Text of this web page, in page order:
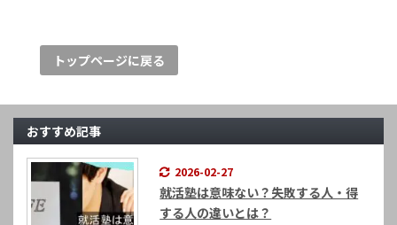
トップページに戻る
おすすめ記事
2026-02-27
就活塾は意味ない？失敗する人・得
する人の違いとは？